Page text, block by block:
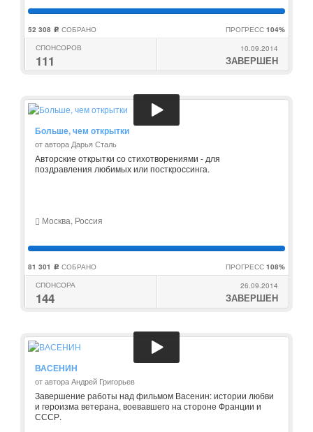
52 308 c СОБРАНО ПРОГРЕСС 104%
СПОНСОРОВ
111
10.09.2014
ЗАВЕРШЕН
Больше, чем открытки
от автора Дарья Сталь
Авторские открытки со стихотворениями - для
поздравления любимых или посткроссинга.
Москва, Россия
81 301 c СОБРАНО ПРОГРЕСС 108%
СПОНСОРА
144
26.09.2014
ЗАВЕРШЕН
ВАСЕНИН
от автора Андрей Григорьев
Завершение работы над фильмом Васенин: истории любви
и героизма ветерана, воевавшего на стороне Франции и
СССР.